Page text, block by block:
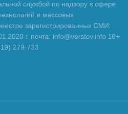
службой по надзору в сфере
и массовых
зарегистрированных СМИ:
г. почта: info@verstov.info 18+
279-733